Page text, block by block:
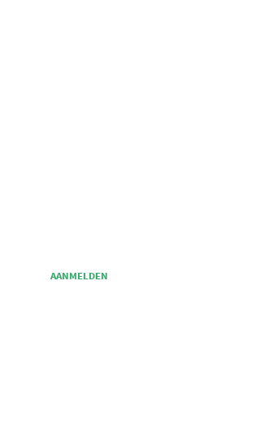
AANMELDEN